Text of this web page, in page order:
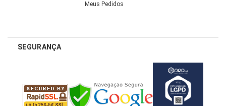
Meus Pedidos
SEGURANÇA